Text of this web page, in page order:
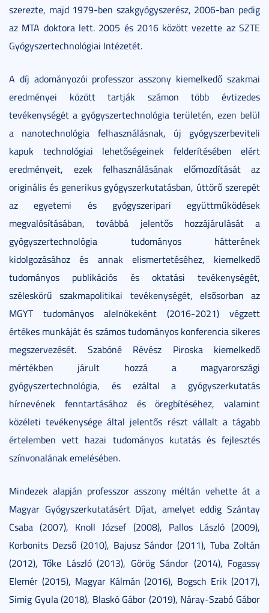
szerezte, majd 1979-ben szakgyógyszerész, 2006-ban pedig
az MTA doktora lett. 2005 és 2016 között vezette az SZTE
Gyógyszertechnológiai Intézetét.
A díj adományozói professzor asszony kiemelkedő szakmai
eredményei között tartják számon több évtizedes
tevékenységét a gyógyszertechnológia területén, ezen belül
a nanotechnológia felhasználásnak, új gyógyszerbeviteli
kapuk technológiai lehetőségeinek felderítésében elért
eredményeit, ezek felhasználásának előmozdítását az
originális és generikus gyógyszerkutatásban, úttörő szerepét
az egyetemi és gyógyszeripari együttműködések
megvalósításában, továbbá jelentős hozzájárulását a
gyógyszertechnológia tudományos hátterének
kidolgozásához és annak elismertetéséhez, kiemelkedő
tudományos publikációs és oktatási tevékenységét,
széleskörű szakmapolitikai tevékenységét, elsősorban az
MGYT tudományos alelnökeként (2016-2021) végzett
értékes munkáját és számos tudományos konferencia sikeres
megszervezését. Szabóné Révész Piroska kiemelkedő
mértékben járult hozzá a magyarországi
gyógyszertechnológia, és ezáltal a gyógyszerkutatás
hírnevének fenntartásához és öregbítéséhez, valamint
közéleti tevékenysége által jelentős részt vállalt a tágabb
értelemben vett hazai tudományos kutatás és fejlesztés
színvonalának emelésében.
Mindezek alapján professzor asszony méltán vehette át a
Magyar Gyógyszerkutatásért Díjat, amelyet eddig Szántay
Csaba (2007), Knoll József (2008), Pallos László (2009),
Korbonits Dezső (2010), Bajusz Sándor (2011), Tuba Zoltán
(2012), Tőke László (2013), Görög Sándor (2014), Fogassy
Elemér (2015), Magyar Kálmán (2016), Bogsch Erik (2017),
Simig Gyula (2018), Blaskó Gábor (2019), Náray-Szabó Gábor